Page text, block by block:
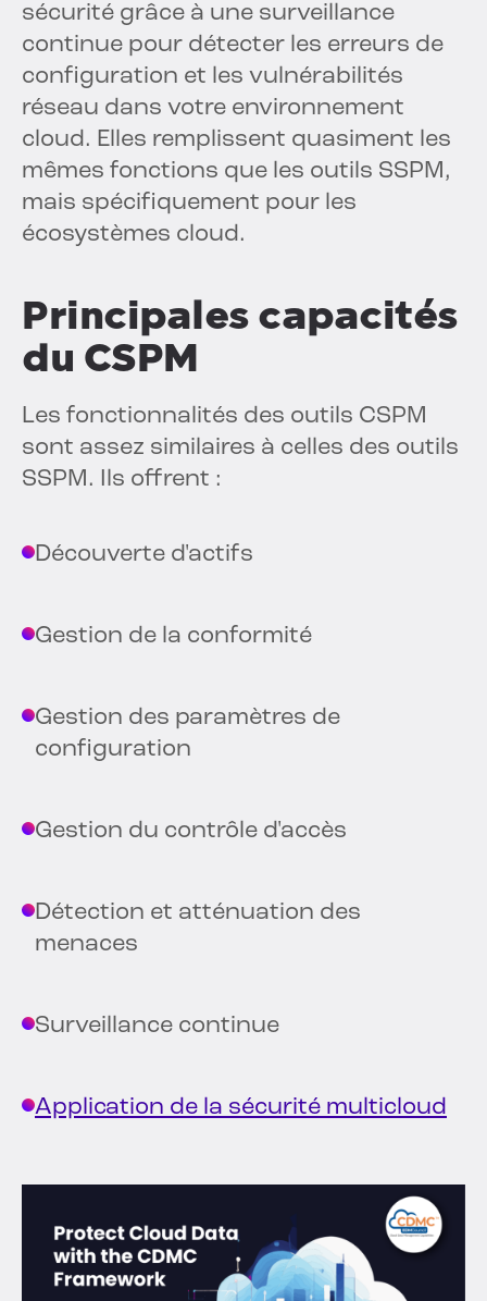
sécurité grâce à une surveillance
continue pour détecter les erreurs de
configuration et les vulnérabilités
réseau dans votre environnement
cloud. Elles remplissent quasiment les
mêmes fonctions que les outils SSPM,
mais spécifiquement pour les
écosystèmes cloud.
Principales capacités
du CSPM
Les fonctionnalités des outils CSPM
sont assez similaires à celles des outils
SSPM. Ils offrent :
Découverte d'actifs
Gestion de la conformité
Gestion des paramètres de
configuration
Gestion du contrôle d'accès
Détection et atténuation des
menaces
Surveillance continue
Application de la sécurité multicloud